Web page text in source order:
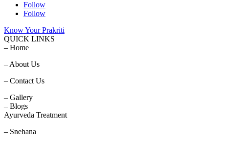
Follow
Follow
Know Your Prakriti
QUICK LINKS
– Home
– About Us
– Contact Us
– Gallery
– Blogs
Ayurveda Treatment
– Snehana